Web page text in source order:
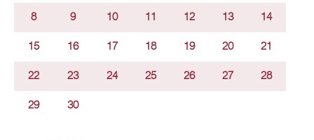
8 9 10 11 12 13 14
15 16 17 18 19 20 21
22 23 24 25 26 27 28
29 30